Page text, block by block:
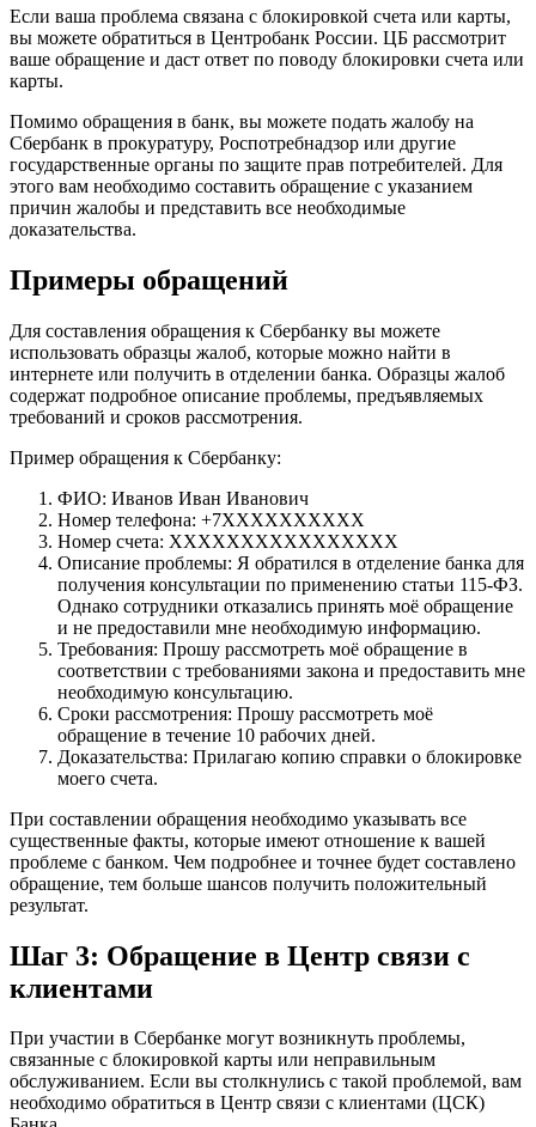
Если ваша проблема связана с блокировкой счета или карты,
вы можете обратиться в Центробанк России. ЦБ рассмотрит
ваше обращение и даст ответ по поводу блокировки счета или
карты.
Помимо обращения в банк, вы можете подать жалобу на
Сбербанк в прокуратуру, Роспотребнадзор или другие
государственные органы по защите прав потребителей. Для
этого вам необходимо составить обращение с указанием
причин жалобы и представить все необходимые
доказательства.
Примеры обращений
Для составления обращения к Сбербанку вы можете
использовать образцы жалоб, которые можно найти в
интернете или получить в отделении банка. Образцы жалоб
содержат подробное описание проблемы, предъявляемых
требований и сроков рассмотрения.
Пример обращения к Сбербанку:
ФИО: Иванов Иван Иванович
Номер телефона: +7XXXXXXXXXX
Номер счета: XXXXXXXXXXXXXXXX
Описание проблемы: Я обратился в отделение банка для
получения консультации по применению статьи 115-ФЗ.
Однако сотрудники отказались принять моё обращение
и не предоставили мне необходимую информацию.
Требования: Прошу рассмотреть моё обращение в
соответствии с требованиями закона и предоставить мне
необходимую консультацию.
Сроки рассмотрения: Прошу рассмотреть моё
обращение в течение 10 рабочих дней.
Доказательства: Прилагаю копию справки о блокировке
моего счета.
При составлении обращения необходимо указывать все
существенные факты, которые имеют отношение к вашей
проблеме с банком. Чем подробнее и точнее будет составлено
обращение, тем больше шансов получить положительный
результат.
Шаг 3: Обращение в Центр связи с
клиентами
При участии в Сбербанке могут возникнуть проблемы,
связанные с блокировкой карты или неправильным
обслуживанием. Если вы столкнулись с такой проблемой, вам
необходимо обратиться в Центр связи с клиентами (ЦСК)